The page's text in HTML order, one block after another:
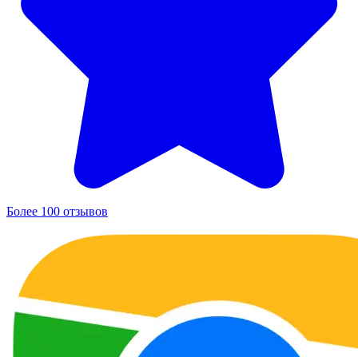
Более 100 отзывов